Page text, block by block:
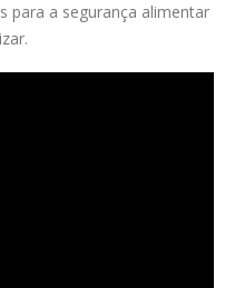
para a segurança alimentar